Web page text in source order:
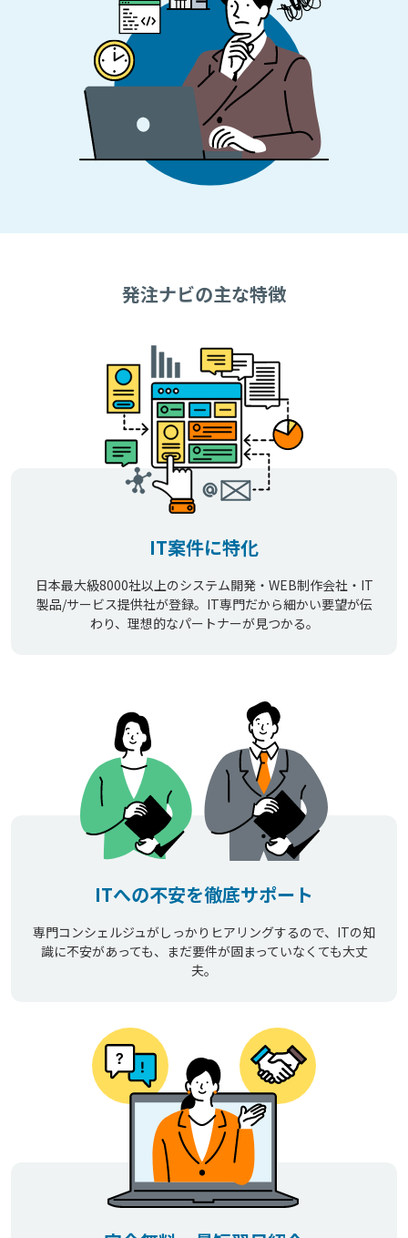
発注ナビの主な特徴
IT案件に特化
日本最大級8000社以上のシステム開発・WEB制作会社・IT
製品/サービス提供社が登録。IT専門だから細かい要望が伝
わり、理想的なパートナーが見つかる。
ITへの不安を徹底サポート
専門コンシェルジュがしっかりヒアリングするので、ITの知
識に不安があっても、まだ要件が固まっていなくても大丈
夫。